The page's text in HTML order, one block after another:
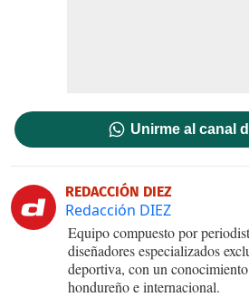
Unirme al canal
REDACCIÓN DIEZ
Redacción DIEZ
Equipo compuesto por
diseñadores especializados
deportiva, con un
hondureño e internacional.